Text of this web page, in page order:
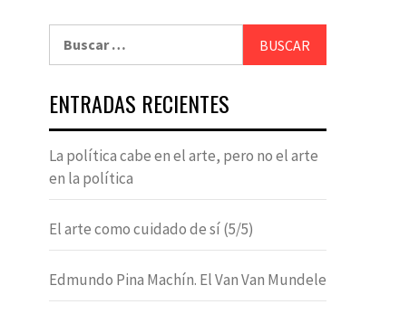
ENTRADAS RECIENTES
La política cabe en el arte, pero no el arte
en la política
El arte como cuidado de sí (5/5)
Edmundo Pina Machín. El Van Van Mundele